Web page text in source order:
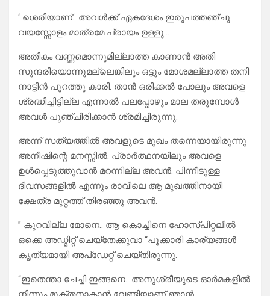
‘ ശെരിയാണ്.. അവൾക്ക് ഏകദേശം ഇരുപത്തഞ്ചു
വയസ്സോളം മാത്രമേ പ്രായം ഉള്ളു…
അതികം വണ്ണമൊന്നുമില്ലാത്ത കാണാൻ അതി
സുന്ദരിയൊന്നുമല്ലെങ്കിലും ഒട്ടും മോശമല്ലാത്ത തനി
നാട്ടിൻ പുറത്തു കാരി. താൻ ഒരിക്കൽ പോലും അവളെ
ശ്രദ്ധിച്ചിട്ടില്ല എന്നാൽ പലപ്പോഴും മാല തരുമ്പോൾ
അവൾ പുഞ്ചിരിക്കാൻ ശ്രമിച്ചിരുന്നു.
അന്ന് സത്യത്തിൽ അവളുടെ മുഖം തന്നെയായിരുന്നു
അനീഷിന്റെ മനസ്സിൽ. പ്രാർത്ഥനയിലും അവളെ
ഉൾപ്പെടുത്തുവാൻ മറന്നില്ല അവൻ. പിന്നീടുള്ള
ദിവസങ്ങളിൽ എന്നും രാവിലെ ആ മുഖത്തിനായി
ക്ഷേത്ര മുറ്റത്ത് തിരഞ്ഞു അവൻ.
” കുറവില്ല മോനെ.. ആ കൊച്ചിനെ ഹോസ്പിറ്റലിൽ
ഒക്കെ അഡ്മിറ്റ് ചെയ്തേക്കുവാ “പൂക്കാരി കാര്യങ്ങൾ
കൃത്യമായി അപ്ഡേറ്റ് ചെയ്തിരുന്നു.
“ഇതെന്താ ചേച്ചി ഇങ്ങനെ.. അനുശ്രീയുടെ ഓർമകളിൽ